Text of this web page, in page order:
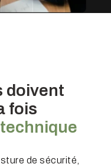
doivent
fois
technique
de sécurité,